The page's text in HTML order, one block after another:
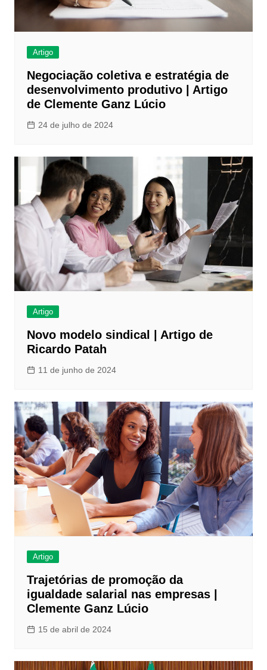
Artigo
Negociação coletiva e estratégia de
desenvolvimento produtivo | Artigo
de Clemente Ganz Lúcio
24 de julho de 2024
Artigo
Novo modelo sindical | Artigo de
Ricardo Patah
11 de junho de 2024
Artigo
Trajetórias de promoção da
igualdade salarial nas empresas |
Clemente Ganz Lúcio
15 de abril de 2024